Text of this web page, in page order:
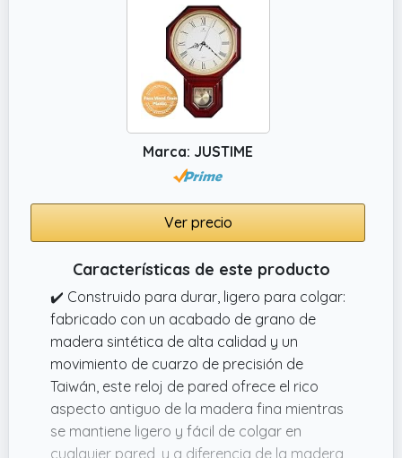
Marca: JUSTIME
Ver precio
Características de este producto
✔️ Construido para durar, ligero para colgar:
fabricado con un acabado de grano de
madera sintética de alta calidad y un
movimiento de cuarzo de precisión de
Taiwán, este reloj de pared ofrece el rico
aspecto antiguo de la madera fina mientras
se mantiene ligero y fácil de colgar en
cualquier pared, y a diferencia de la madera